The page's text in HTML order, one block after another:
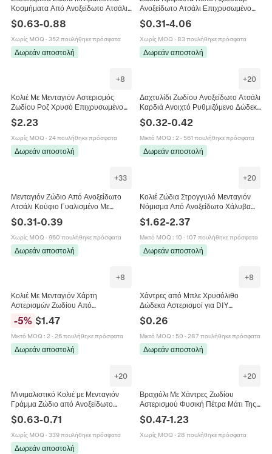
Κοσμήματα Από Ανοξείδωτο Ατσάλι
Αστρολογίας Για Γυναίκες Άνδρες
$0.63-0.88
Χωρίς MOQ · 352 πουλήθηκε πρόσφατα
Δωρεάν αποστολή
Ανοξείδωτο Ατσάλι Επιχρυσωμένο
Γυναίκες Απλό
$0.31-4.06
Χωρίς MOQ · 83 πουλήθηκε πρόσφατα
Δωρεάν αποστολή
+8
Κολιέ Με Μενταγιόν Αστερισμός
Ζωδίου Ροζ Χρυσό Επιχρυσωμένο
Ανοξείδωτο Ατσάλι Στρογγυλός
Δίσκος Στρας Μινιμαλιστικά
Κοσμήματα
$2.23
Χωρίς MOQ · 24 πουλήθηκε πρόσφατα
Δωρεάν αποστολή
+20
Δαχτυλίδι Ζωδίου Ανοξείδωτο Ατσάλι
Καρδιά Ανοιχτό Ρυθμιζόμενο Δώδεκα
Αστερισμοί Μόδα Κοσμήματα Για
Γυναίκες
$0.32-0.42
Μικτό MOQ : 2· 561 πουλήθηκε πρόσφατα
Δωρεάν αποστολή
+33
Μενταγιόν Ζώδιο Από Ανοξείδωτο
Ατσάλι Κούφιο Γυαλισμένο Με
$0.31-0.39
Χωρίς MOQ · 960 πουλήθηκε πρόσφατα
Δωρεάν αποστολή
+20
Κολιέ Ζώδια Στρογγυλό Μενταγιόν
Νόμισμα Από Ανοξείδωτο Χάλυβα
Κοσμήματα
$1.62-2.37
Μικτό MOQ : 10 · 107 πουλήθηκε πρόσφατα
Δωρεάν αποστολή
+8
Κολιέ Με Μενταγιόν Χάρτη
Αστερισμών Ζωδίου Από
Επιπλατινωμένο Χαλκό Με Κυβική
Ζιρκονία Μινιμαλιστικό Κολιέ Για
Γυναίκες
-5% $1.47
Μικτό MOQ : 2· 26 πουλήθηκε πρόσφατα
Δωρεάν αποστολή
+8
Χάντρες από Μπλε Χρυσόλιθο
Δώδεκα Αστερισμοί για DIY
Κατασκευή Κοσμημάτων Ζωδιακά
Σύμβολα Χάρτης Αστεριών Σφαιρικές
Χάντρες
$0.26
Μικτό MOQ : 50 · 287 πουλήθηκε πρόσφατα
Δωρεάν αποστολή
+20
Μινιμαλιστικό Κολιέ με Μενταγιόν
Γράμμα Ζώδιο από Ανοξείδωτο
Ατσάλι Vintage Χρυσή Ασημί
Αλυσίδα Γυναικεία Κοσμήματα
$0.63-0.71
Χωρίς MOQ · 339 πουλήθηκε πρόσφατα
Δωρεάν αποστολή
+20
Βραχιόλι Με Χάντρες Ζωδίου
Αστερισμού Φυσική Πέτρα Μάτι Της
Τίγρης Αχάτης Χειροποίητο Ελαστικό
Κόσμημα Δώρο Για Άνδρες Γυναίκες
$0.47-1.23
Χωρίς MOQ · 28 πουλήθηκε πρόσφατα